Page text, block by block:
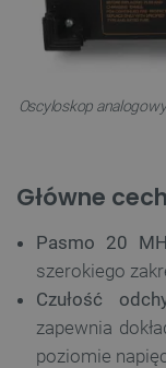
Oscyloskop
Główne
Pasmo 20
szerokiego
Czułość
zapewnia
poziomie